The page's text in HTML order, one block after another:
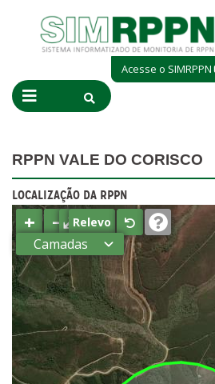
Acesse o SIMRPPN
RPPN VALE DO CORISCO
LOCALIZAÇÃO DA RPPN
+ −⤢Relevo
Camadas
Estados
Municípios
Terras
indígenas
(FUNAI)
UC Federal